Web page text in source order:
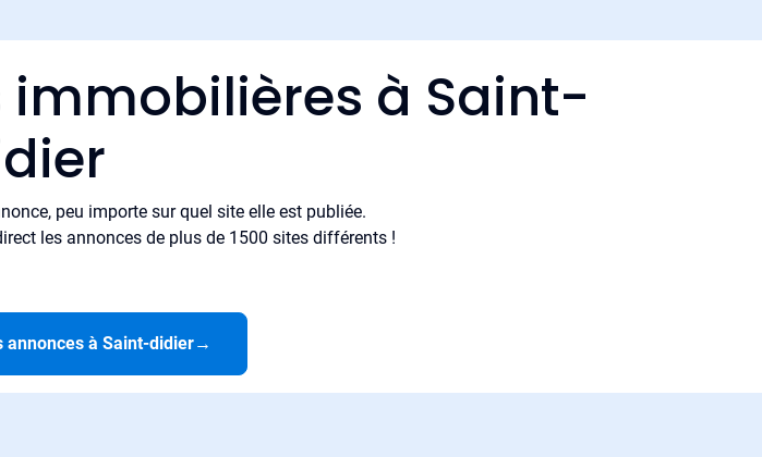
immobilières à Saint-
peu importe sur quel site elle est publiée.
les annonces de plus de 1500 sites différents !
annonces à Saint-didier→